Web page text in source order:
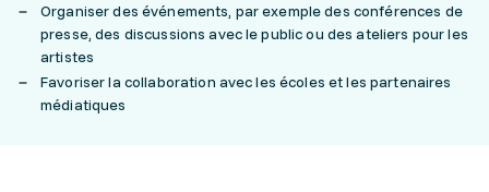
Organiser des événements, par exemple des conférences de
presse, des discussions avec le public ou des ateliers pour les
artistes
Favoriser la collaboration avec les écoles et les partenaires
médiatiques